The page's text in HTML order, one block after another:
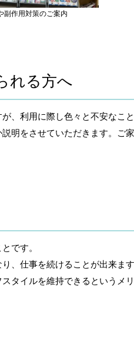
副作用対策のご案内
れる方へ
、利用に際し色々と不安なこ
明をさせていただきます。ご
です。
、仕事を続けることが出来ま
タイルを維持できるというメリ